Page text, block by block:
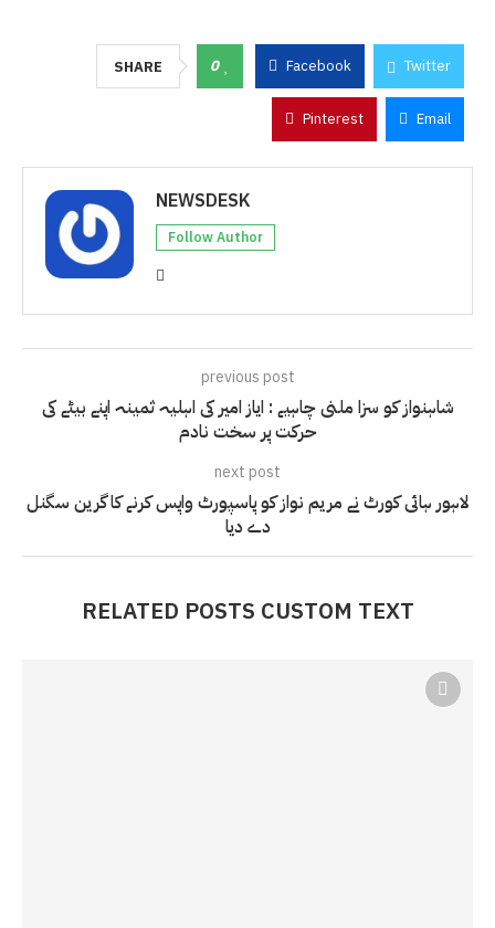
SHARE 0 Facebook Twitter
Pinterest Email
NEWSDESK
Follow Author
previous post
شاہنواز کو سزا ملنی چاہیے : ایاز امیر کی اہلیہ ثمینہ اپنے بیٹے کی
حرکت پر سخت نادم
next post
لاہور ہائی کورٹ نے مریم نواز کو پاسپورٹ واپس کرنے کا گرین سگنل
دے دیا
RELATED POSTS CUSTOM TEXT